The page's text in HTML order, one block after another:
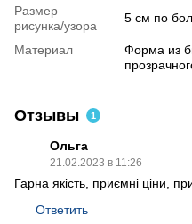
Размер
рисунка/узора
5 см по
Материал
Форма из
Отзывы 1
Ольга
21.02.2023 в 11:26
Гарна якість, приємні ціни,
Ответить